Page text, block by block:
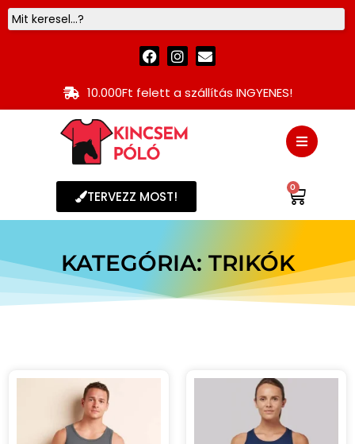
10.000Ft felett a szállítás INGYENES!
TERVEZZ MOST!
0
KATEGÓRIA: TRIKÓK